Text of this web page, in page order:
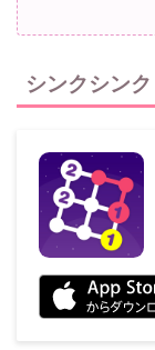
シンクシンク